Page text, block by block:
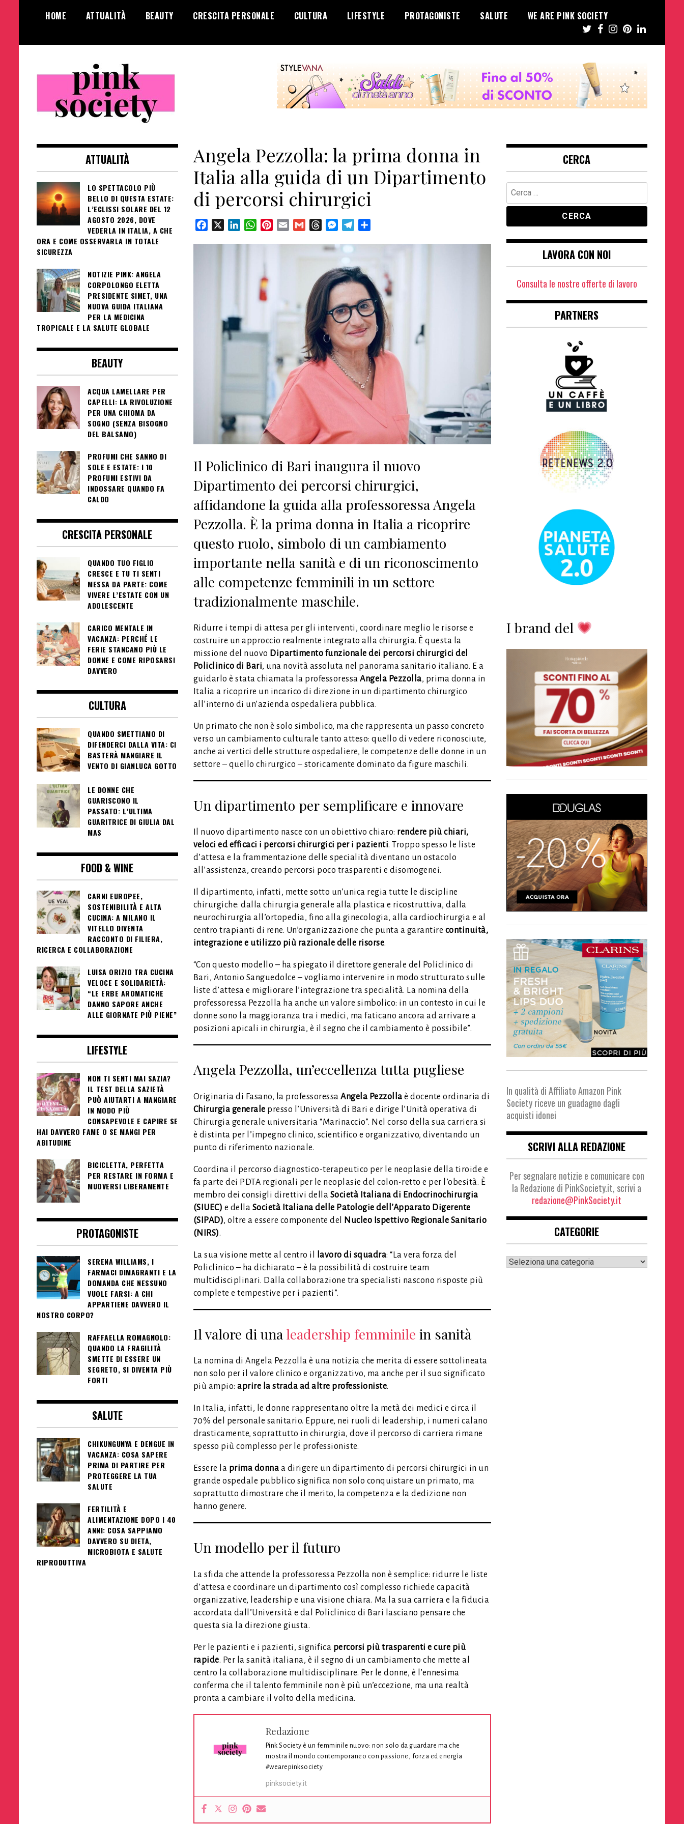
HOME ATTUALITÀ BEAUTY CRESCITA PERSONALE CULTURA LIFESTYLE PROTAGONISTE SALUTE WE ARE PINK SOCIETY
Pink Society
femminile
Angela Pezzolla: la prima donna in
Italia alla guida di un Dipartimento
di percorsi chirurgici
Facebook LinkedInWhatsAppPinterest
Email Gmail ThreadsMessenger
Telegram
Il Policlinico di Bari inaugura il nuovo
Dipartimento dei percorsi chirurgici,
affidandone la guida alla professoressa Angela
Pezzolla. È la prima donna in Italia a ricoprire
questo ruolo, simbolo di un cambiamento
importante nella sanità e di un riconoscimento
alle competenze femminili in un settore
tradizionalmente maschile.
Ridurre i tempi di attesa per gli interventi, coordinare meglio le risorse e
costruire un approccio realmente integrato alla chirurgia. È questa la
missione del nuovo Dipartimento funzionale dei percorsi chirurgici del
Policlinico di Bari, una novità assoluta nel panorama sanitario italiano. E a
guidarlo è stata chiamata la professoressa Angela Pezzolla, prima donna in
Italia a ricoprire un incarico di direzione in un dipartimento chirurgico
all’interno di un’azienda ospedaliera pubblica.
Un primato che non è solo simbolico, ma che rappresenta un passo concreto
verso un cambiamento culturale tanto atteso: quello di vedere riconosciute,
anche ai vertici delle strutture ospedaliere, le competenze delle donne in un
settore – quello chirurgico – storicamente dominato da figure maschili.
Un dipartimento per semplificare e innovare
Il nuovo dipartimento nasce con un obiettivo chiaro: rendere più chiari,
veloci ed efficaci i percorsi chirurgici per i pazienti. Troppo spesso le liste
d’attesa e la frammentazione delle specialità diventano un ostacolo
all’assistenza, creando percorsi poco trasparenti e disomogenei.
Il dipartimento, infatti, mette sotto un’unica regia tutte le discipline
chirurgiche: dalla chirurgia generale alla plastica e ricostruttiva, dalla
neurochirurgia all’ortopedia, fino alla ginecologia, alla cardiochirurgia e al
centro trapianti di rene. Un’organizzazione che punta a garantire continuità,
integrazione e utilizzo più razionale delle risorse.
“Con questo modello – ha spiegato il direttore generale del Policlinico di
Bari, Antonio Sanguedolce – vogliamo intervenire in modo strutturato sulle
liste d’attesa e migliorare l’integrazione tra specialità. La nomina della
professoressa Pezzolla ha anche un valore simbolico: in un contesto in cui le
donne sono la maggioranza tra i medici, ma faticano ancora ad arrivare a
posizioni apicali in chirurgia, è il segno che il cambiamento è possibile”.
Angela Pezzolla, un’eccellenza tutta pugliese
Originaria di Fasano, la professoressa Angela Pezzolla è docente ordinaria di
Chirurgia generale presso l’Università di Bari e dirige l’Unità operativa di
Chirurgia generale universitaria “Marinaccio”. Nel corso della sua carriera si
è distinta per l’impegno clinico, scientifico e organizzativo, diventando un
punto di riferimento nazionale.
Coordina il percorso diagnostico-terapeutico per le neoplasie della tiroide e
fa parte dei PDTA regionali per le neoplasie del colon-retto e per l’obesità. È
membro dei consigli direttivi della Società Italiana di Endocrinochirurgia
(SIUEC) e della Società Italiana delle Patologie dell’Apparato Digerente
(SIPAD), oltre a essere componente del
Nucleo Ispettivo Regionale Sanitario
(NIRS).
La sua visione mette al centro il lavoro di squadra: “La vera forza del
Policlinico – ha dichiarato – è la possibilità di costruire team
multidisciplinari. Dalla collaborazione tra specialisti nascono risposte più
complete e tempestive per i pazienti”.
Il valore di unaleadership femminile in sanità
La nomina di Angela Pezzolla è una notizia che merita di essere sottolineata
non solo per il valore clinico e organizzativo, ma anche per il suo significato
più ampio: aprire la strada ad altre professioniste.
In Italia, infatti, le donne rappresentano oltre la metà dei medici e circa il
70% del personale sanitario. Eppure, nei ruoli di leadership, i numeri calano
drasticamente, soprattutto in chirurgia, dove il percorso di carriera rimane
spesso più complesso per le professioniste.
Essere la prima donna a dirigere un dipartimento di percorsi chirurgici in un
grande ospedale pubblico significa non solo conquistare un primato, ma
soprattutto dimostrare che il merito, la competenza e la dedizione non
hanno genere.
Un modello per il futuro
La sfida che attende la professoressa Pezzolla non è semplice: ridurre le liste
d’attesa e coordinare un dipartimento così complesso richiede capacità
organizzative, leadership e una visione chiara. Ma la sua carriera e la fiducia
accordata dall’Università e dal Policlinico di Bari lasciano pensare che
questa sia la direzione giusta.
Per le pazienti e i pazienti, significa percorsi più trasparenti e cure più
rapide. Per la sanità italiana, è il segno di un cambiamento che mette al
centro la collaborazione multidisciplinare. Per le donne, è l’ennesima
conferma che il talento femminile non è più un’eccezione, ma una realtà
pronta a cambiare il volto della medicina.
Redazione
Pink Society è un femminile nuovo: non solo da guardare ma che
mostra il mondo contemporaneo con passione, forza ed energia
#wearepinksociety
pinksociety.it
ATTUALITÀ
LO SPETTACOLO PIÙ
BELLO DI QUESTA ESTATE:
L’ECLISSI SOLARE DEL 12
AGOSTO 2026, DOVE
VEDERLA IN ITALIA, A CHE
ORA E COME OSSERVARLA IN TOTALE
SICUREZZA
NOTIZIE PINK: ANGELA
CORPOLONGO ELETTA
PRESIDENTE SIMET, UNA
NUOVA GUIDA ITALIANA
PER LA MEDICINA
TROPICALE E LA SALUTE GLOBALE
BEAUTY
ACQUA LAMELLARE PER
CAPELLI: LA RIVOLUZIONE
PER UNA CHIOMA DA
SOGNO (SENZA BISOGNO
DEL BALSAMO)
PROFUMI CHE SANNO DI
SOLE E ESTATE: I 10
PROFUMI ESTIVI DA
INDOSSARE QUANDO FA
CALDO
CRESCITA PERSONALE
QUANDO TUO FIGLIO
CRESCE E TU TI SENTI
MESSA DA PARTE: COME
VIVERE L’ESTATE CON UN
ADOLESCENTE
CARICO MENTALE IN
VACANZA: PERCHÉ LE
FERIE STANCANO PIÙ LE
DONNE E COME RIPOSARSI
DAVVERO
CULTURA
QUANDO SMETTIAMO DI
DIFENDERCI DALLA VITA: CI
BASTERÀ MANGIARE IL
VENTO DI GIANLUCA GOTTO
LE DONNE CHE
GUARISCONO IL
PASSATO: L’ULTIMA
GUARITRICE DI GIULIA DAL
MAS
FOOD & WINE
CARNI EUROPEE,
SOSTENIBILITÀ E ALTA
CUCINA: A MILANO IL
VITELLO DIVENTA
RACCONTO DI FILIERA,
RICERCA E COLLABORAZIONE
LUISA ORIZIO TRA CUCINA
VELOCE E SOLIDARIETÀ:
“LE ERBE AROMATICHE
DANNO SAPORE ANCHE
ALLE GIORNATE PIÙ PIENE”
LIFESTYLE
NON TI SENTI MAI SAZIA?
IL TEST DELLA SAZIETÀ
PUÒ AIUTARTI A MANGIARE
IN MODO PIÙ
CONSAPEVOLE E CAPIRE SE
HAI DAVVERO FAME O SE MANGI PER
ABITUDINE
BICICLETTA, PERFETTA
PER RESTARE IN FORMA E
MUOVERSI LIBERAMENTE
PROTAGONISTE
SERENA WILLIAMS, I
FARMACI DIMAGRANTI E LA
DOMANDA CHE NESSUNO
VUOLE FARSI: A CHI
APPARTIENE DAVVERO IL
NOSTRO CORPO?
RAFFAELLA ROMAGNOLO:
QUANDO LA FRAGILITÀ
SMETTE DI ESSERE UN
SEGRETO, SI DIVENTA PIÙ
FORTI
SALUTE
CHIKUNGUNYA E DENGUE IN
VACANZA: COSA SAPERE
PRIMA DI PARTIRE PER
PROTEGGERE LA TUA
SALUTE
FERTILITÀ E
ALIMENTAZIONE DOPO I 40
ANNI: COSA SAPPIAMO
DAVVERO SU DIETA,
MICROBIOTA E SALUTE
RIPRODUTTIVA
CERCA
Ricerca
per:
LAVORA CON NOI
Consulta le nostre offerte di lavoro
PARTNERS
I brand del
In qualità di Affiliato Amazon Pink
Society riceve un guadagno dagli
acquisti idonei
SCRIVI ALLA REDAZIONE
Per segnalare notizie e comunicare con
la Redazione di PinkSociety.it, scrivi a
redazione@PinkSociety.it
CATEGORIE
Categorie